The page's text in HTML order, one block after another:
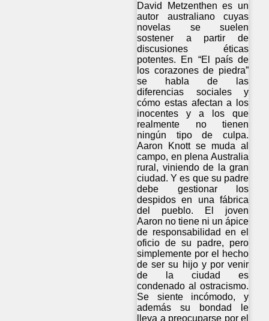
David Metzenthen es un
autor australiano cuyas
novelas se suelen
sostener a partir de
discusiones éticas
potentes. En “El país de
los corazones de piedra”
se habla de las
diferencias sociales y
cómo estas afectan a los
inocentes y a los que
realmente no tienen
ningún tipo de culpa.
Aaron Knott se muda al
campo, en plena Australia
rural, viniendo de la gran
ciudad. Y es que su padre
debe gestionar los
despidos en una fábrica
del pueblo. El joven
Aaron no tiene ni un ápice
de responsabilidad en el
oficio de su padre, pero
simplemente por el hecho
de ser su hijo y por venir
de la ciudad es
condenado al ostracismo.
Se siente incómodo, y
además su bondad le
lleva a preocuparse por el